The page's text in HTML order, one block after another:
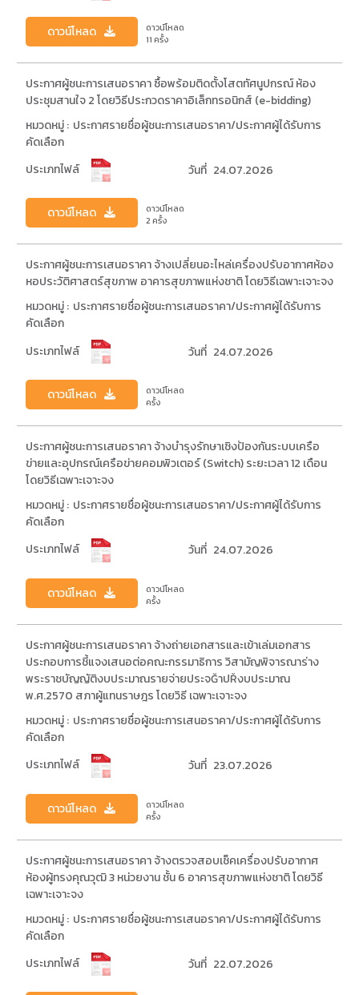
ดาวน์โหลด
ดาวน์โหลด
11 ครั้ง
ประกาศผู้ชนะการเสนอราคา ซื้อพร้อมติดตั้งโสตทัศนูปกรณ์ ห้อง
ประชุมสานใจ 2 โดยวิธีประกวดราคาอิเล็กทรอนิกส์ (e-bidding)
หมวดหมู่ : ประกาศรายชื่อผู้ชนะการเสนอราคา/ประกาศผู้ได้รับการ
คัดเลือก
ประเภทไฟล์
วันที่ 24.07.2026
ดาวน์โหลด
ดาวน์โหลด
2 ครั้ง
ประกาศผู้ชนะการเสนอราคา จ้างเปลี่ยนอะไหล่เครื่องปรับอากาศห้อง
หอประวัติศาสตร์สุขภาพ อาคารสุขภาพแห่งชาติ โดยวิธีเฉพาะเจาะจง
หมวดหมู่ : ประกาศรายชื่อผู้ชนะการเสนอราคา/ประกาศผู้ได้รับการ
คัดเลือก
ประเภทไฟล์
วันที่ 24.07.2026
ดาวน์โหลด
ดาวน์โหลด
ครั้ง
ประกาศผู้ชนะการเสนอราคา จ้างบำรุงรักษาเชิงป้องกันระบบเครือ
ข่ายและอุปกรณ์เครือข่ายคอมพิวเตอร์ (Switch) ระยะเวลา 12 เดือน
โดยวิธีเฉพาะเจาะจง
หมวดหมู่ : ประกาศรายชื่อผู้ชนะการเสนอราคา/ประกาศผู้ได้รับการ
คัดเลือก
ประเภทไฟล์
วันที่ 24.07.2026
ดาวน์โหลด
ดาวน์โหลด
ครั้ง
ประกาศผู้ชนะการเสนอราคา จ้างถ่ายเอกสารและเข้าเล่มเอกสาร
ประกอบการชี้แจงเสนอต่อคณะกรรมาธิการ วิสามัญพิจารณาร่าง
พระราชบัญญัติงบประมาณรายจ่ายประจĞาปŘงบประมาณ
พ.ศ.2570 สภาผู้แทนราษฎร โดยวิธี เฉพาะเจาะจง
หมวดหมู่ : ประกาศรายชื่อผู้ชนะการเสนอราคา/ประกาศผู้ได้รับการ
คัดเลือก
ประเภทไฟล์
วันที่ 23.07.2026
ดาวน์โหลด
ดาวน์โหลด
ครั้ง
ประกาศผู้ชนะการเสนอราคา จ้างตรวจสอบเช็คเครื่องปรับอากาศ
ห้องผู้ทรงคุณวุฒิ 3 หน่วยงาน ชั้น 6 อาคารสุขภาพแห่งชาติ โดยวิธี
เฉพาะเจาะจง
หมวดหมู่ : ประกาศรายชื่อผู้ชนะการเสนอราคา/ประกาศผู้ได้รับการ
คัดเลือก
ประเภทไฟล์
วันที่ 22.07.2026